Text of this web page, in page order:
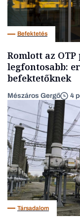
Befektetés
Romlott az
legfontosabb:
befektetőknek
Mészáros Gergő 4
Társadalom